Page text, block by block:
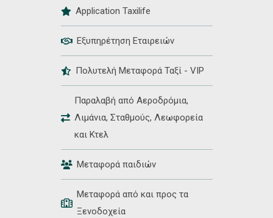
Application Taxilife
Εξυπηρέτηση Εταιρειών
Πολυτελή Μεταφορά Ταξί - VIP
Παραλαβή από Αεροδρόμια,
Λιμάνια, Σταθμούς, Λεωφορεία
και Κτελ
Μεταφορά παιδιών
Μεταφορά από και προς τα
Ξενοδοχεία